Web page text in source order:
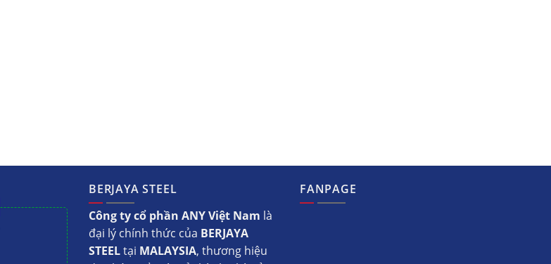
BERJAYA STEEL
Công ty cổ phần ANY Việt Nam là
đại lý chính thức của BERJAYA
STEELtại MALAYSIA, thương hiệu
FANPAGE